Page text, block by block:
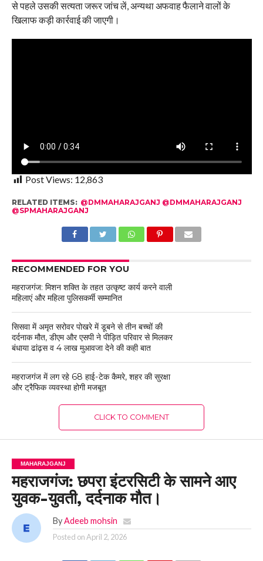
से पहले उसकी सत्यता जरूर जांच लें, अन्यथा अफवाह फैलाने वालों के
खिलाफ कड़ी कार्रवाई की जाएगी।
Post Views: 12,863
RELATED ITEMS: @DMMAHARAJGANJ @DMMAHARAJGANJ
@SPMAHARAJGANJ
RECOMMENDED FOR YOU
महराजगंज: मिशन शक्ति के तहत उत्कृष्ट कार्य करने वाली
महिलाएं और महिला पुलिसकर्मी सम्मानित
सिसवा में अमृत सरोवर पोखरे में डूबने से तीन बच्चों की
दर्दनाक मौत, डीएम और एसपी ने पीड़ित परिवार से मिलकर
बंधाया ढांढ़स व 4 लाख मुआवजा देने की कही बात
महराजगंज में लग रहे 68 हाई-टेक कैमरे, शहर की सुरक्षा
और ट्रैफिक व्यवस्था होगी मजबूत
CLICK TO COMMENT
MAHARAJGANJ
महराजगंज: छपरा इंटरसिटी के सामने आए
युवक-युवती, दर्दनाक मौत।
By Adeeb mohsin
Posted onApril 2, 2026